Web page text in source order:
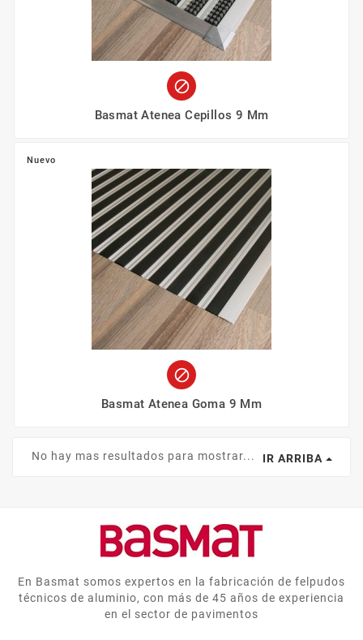

Basmat Atenea Cepillos 9 Mm
Nuevo

Basmat Atenea Goma 9 Mm
No hay mas resultados para mostrar... IR ARRIBA
En Basmat somos expertos en la fabricación de felpudos
técnicos de aluminio, con más de 45 años de experiencia
en el sector de pavimentos